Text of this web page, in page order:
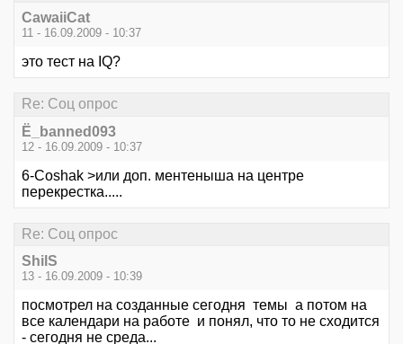
CawaiiCat
11 - 16.09.2009 - 10:37
это тест на IQ?
Re: Соц опрос
Ё_banned093
12 - 16.09.2009 - 10:37
6-Coshak >или доп. ментеныша на центре
перекрестка.....
Re: Соц опрос
ShilS
13 - 16.09.2009 - 10:39
посмотрел на созданные сегодня темы а потом на
все календари на работе и понял, что то не сходится
- сегодня не среда...